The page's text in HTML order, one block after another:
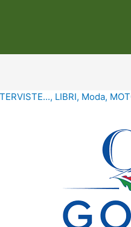
, LIBRI, Moda,